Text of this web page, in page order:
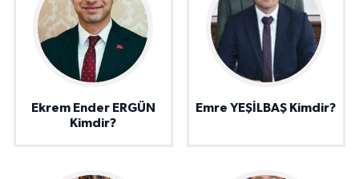
Ekrem Ender ERGÜN
Kimdir?
Emre YEŞİLBAŞ Kimdir?